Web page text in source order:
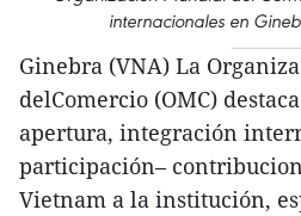
internacionales en
Ginebra (VNA) La
delComercio (OMC)
apertura, integración
participación–
Vietnam a la institución,